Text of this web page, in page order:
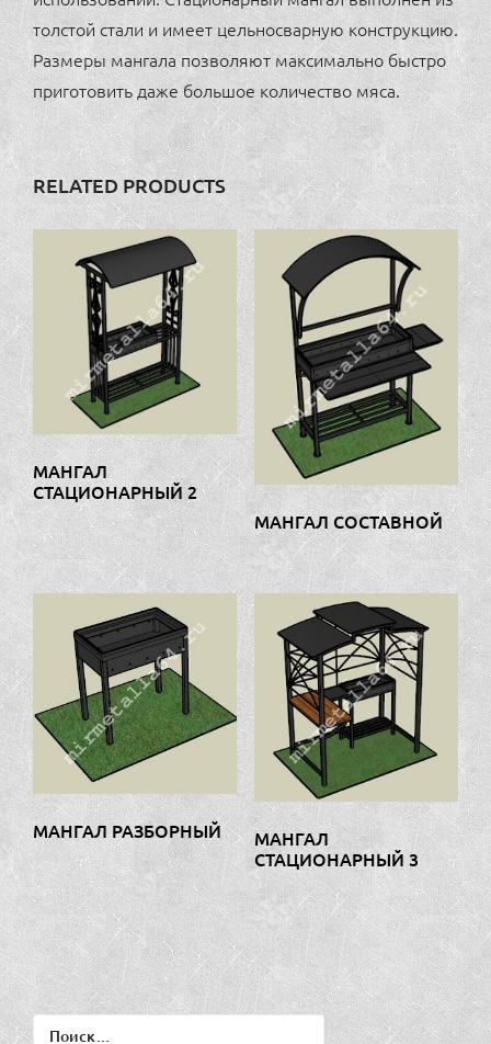
толстой стали и имеет цельносварную конструкцию.
Размеры мангала позволяют максимально быстро
приготовить даже большое количество мяса.
RELATED PRODUCTS
МАНГАЛ
СТАЦИОНАРНЫЙ 2
МАНГАЛ СОСТАВНОЙ
МАНГАЛ РАЗБОРНЫЙ
МАНГАЛ
СТАЦИОНАРНЫЙ 3
Найти: